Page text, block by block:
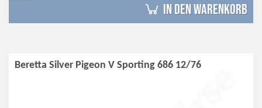
in den Warenkorb
Beretta Silver Pigeon V Sporting 686 12/76